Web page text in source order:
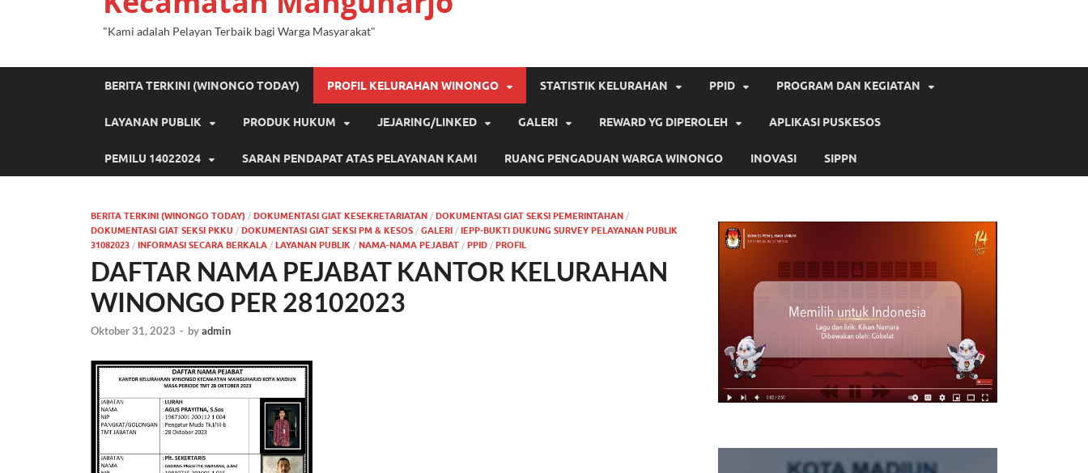
"Kami adalah Pelayan Terbaik bagi Warga Masyarakat"
BERITA TERKINI (WINONGO TODAY) PROFIL KELURAHAN WINONGO STATISTIK KELURAHAN PPID PROGRAM DAN KEGIATAN
LAYANAN PUBLIK PRODUK HUKUM JEJARING/LINKED GALERI REWARD YG DIPEROLEH APLIKASI PUSKESOS
PEMILU 14022024 SARAN PENDAPAT ATAS PELAYANAN KAMI RUANG PENGADUAN WARGA WINONGO INOVASI SIPPN
BERITA TERKINI (WINONGO TODAY) / DOKUMENTASI GIAT KESEKRETARIATAN / DOKUMENTASI GIAT SEKSI PEMERINTAHAN /
DOKUMENTASI GIAT SEKSI PKKU / DOKUMENTASI GIAT SEKSI PM & KESOS / GALERI / IEPP-BUKTI DUKUNG SURVEY PELAYANAN PUBLIK
31082023 / INFORMASI SECARA BERKALA / LAYANAN PUBLIK / NAMA-NAMA PEJABAT / PPID / PROFIL
DAFTAR NAMA PEJABAT KANTOR KELURAHAN
WINONGO PER 28102023
Oktober 31, 2023 - byadmin